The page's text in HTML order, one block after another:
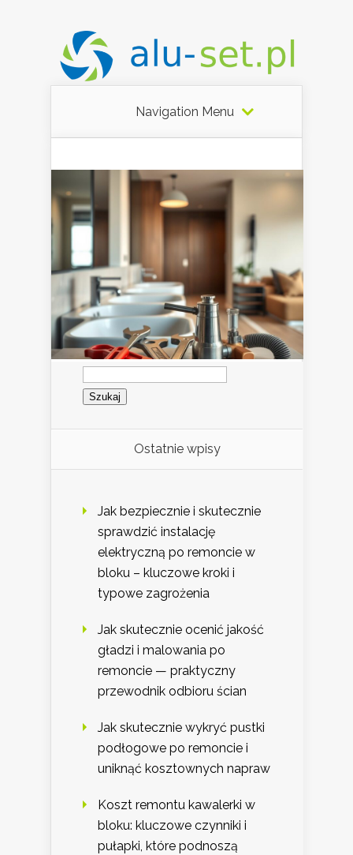
Navigation Menu
Szukaj:
Ostatnie wpisy
Jak bezpiecznie i skutecznie
sprawdzić instalację
elektryczną po remoncie w
bloku – kluczowe kroki i
typowe zagrożenia
Jak skutecznie ocenić jakość
gładzi i malowania po
remoncie — praktyczny
przewodnik odbioru ścian
Jak skutecznie wykryć pustki
podłogowe po remoncie i
uniknąć kosztownych napraw
Koszt remontu kawalerki w
bloku: kluczowe czynniki i
pułapki, które podnoszą